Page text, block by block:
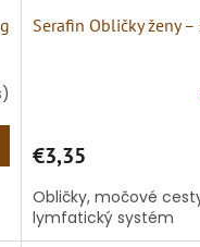
Serafin Obličky ženy
€3,35
Obličky, močové
lymfatický systém